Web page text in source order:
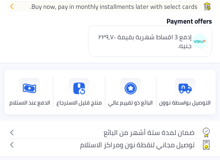
Buy now, pay in monthly installments
إدفع 3 اقساط شهرية بقيمة ٢٢٩٫٧٠
ذو تقييم عالي منتج قليل الاسترجاع الدفع عند الاستلام
من البائع
نون ومراكز الاستلام